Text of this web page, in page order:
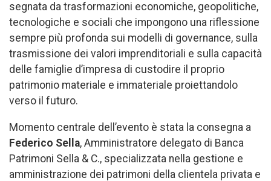
segnata da trasformazioni economiche, geopolitiche,
tecnologiche e sociali che impongono una riflessione
sempre più profonda sui modelli di governance, sulla
trasmissione dei valori imprenditoriali e sulla capacità
delle famiglie d’impresa di custodire il proprio
patrimonio materiale e immateriale proiettandolo
verso il futuro.
Momento centrale dell’evento è stata la consegna a
Federico Sella, Amministratore delegato di Banca
Patrimoni Sella & C., specializzata nella gestione e
amministrazione dei patrimoni della clientela privata e